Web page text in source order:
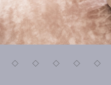
◇ ◇ ◇ ◇ ◇